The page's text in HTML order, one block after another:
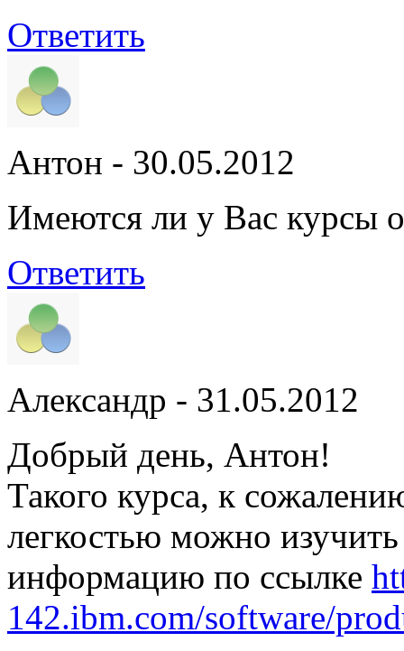
Ответить
Антон - 30.05.2012
Имеются ли у Вас курсы
Ответить
Александр - 31.05.2012
Добрый день, Антон!
Такого курса, к
легкостью можно
информацию по ссылке
142.ibm.com/software/